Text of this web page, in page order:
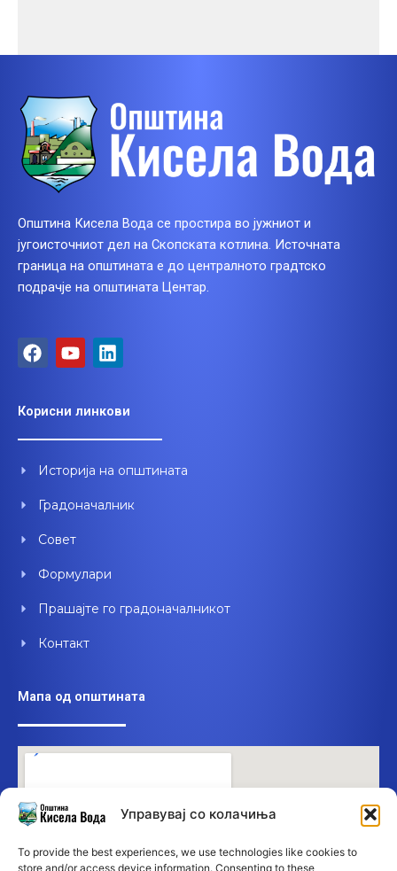
Управувај со колачиња
To provide the best experiences, we use technologies like cookies to
store and/or access device information. Consenting to these
Општина Кисела Вода се простира во јужниот и
југоисточниот дел на Скопската котлина. Источната
граница на општината е до централното градтско
подрачје на општината Центар.
F
a
b
o
k
Y
o
u
b
L
i
e
d
n
Корисни линкови
Историја на општината
Градоначалник
Совет
Формулари
Прашајте го градоначалникот
Контакт
Мапа од општината